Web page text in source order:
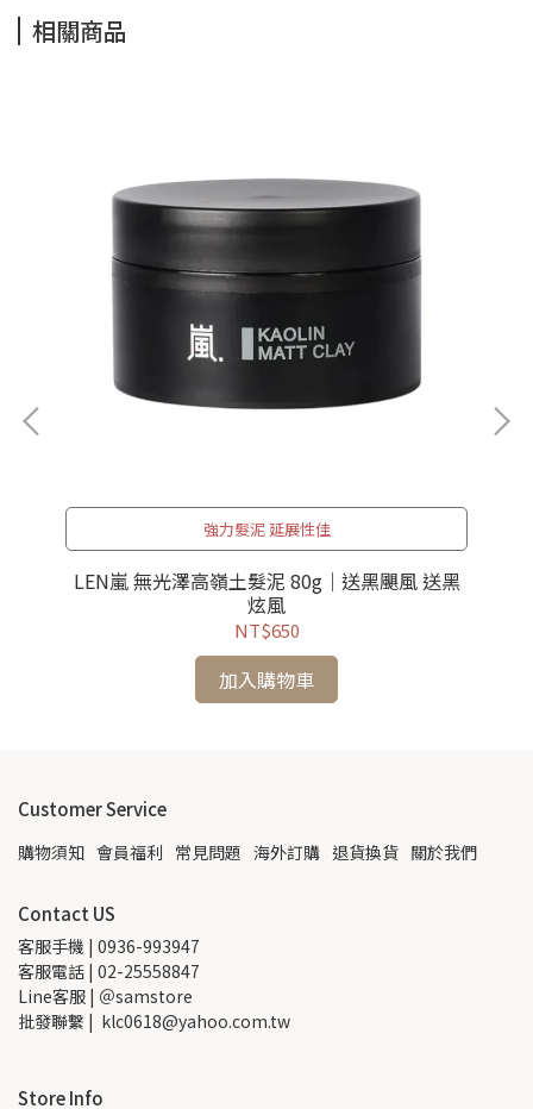
相關商品
強力髮泥 延展性佳
LEN嵐 無光澤高嶺土髮泥 80g｜送黑颶風 送黑
炫風
NT$650
加入購物車
Customer Service
購物須知 會員福利 常見問題 海外訂購 退貨換貨 關於我們
Contact US
客服手機 | 0936-993947
客服電話 | 02-25558847
Line客服 | ＠samstore
批發聯繫 |  klc0618@yahoo.com.tw
Store Info